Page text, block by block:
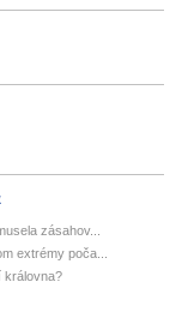
zásahov...
extrémy poča...
královna?